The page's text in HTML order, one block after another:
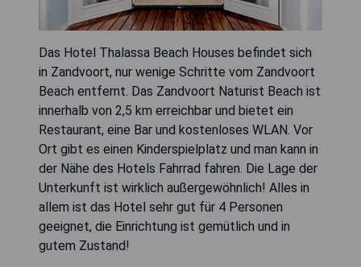
Das Hotel Thalassa Beach Houses befindet sich
in Zandvoort, nur wenige Schritte vom Zandvoort
Beach entfernt. Das Zandvoort Naturist Beach ist
innerhalb von 2,5 km erreichbar und bietet ein
Restaurant, eine Bar und kostenloses WLAN. Vor
Ort gibt es einen Kinderspielplatz und man kann in
der Nähe des Hotels Fahrrad fahren. Die Lage der
Unterkunft ist wirklich außergewöhnlich! Alles in
allem ist das Hotel sehr gut für 4 Personen
geeignet, die Einrichtung ist gemütlich und in
gutem Zustand!